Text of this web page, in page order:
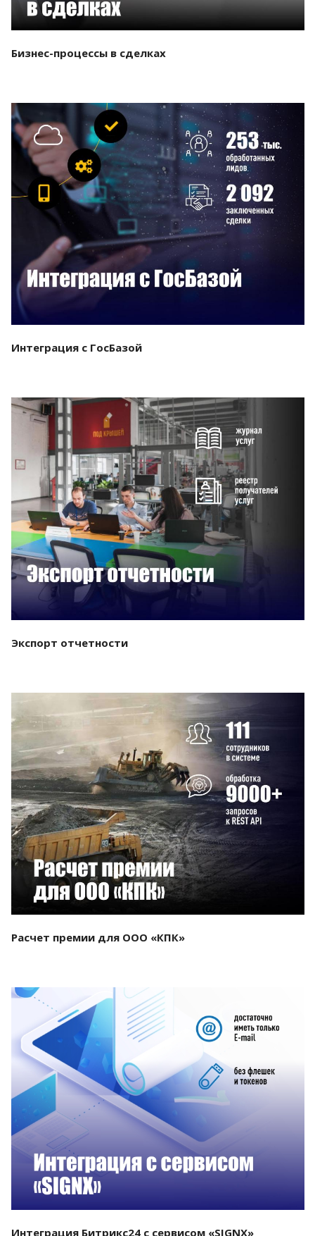
Бизнес-процессы в сделках
Смотреть проект
Интеграция с ГосБазой
Смотреть проект
Экспорт отчетности
Смотреть проект
Расчет премии для ООО «КПК»
Смотреть проект
Интеграция Битрикс24 с сервисом «SIGNX»